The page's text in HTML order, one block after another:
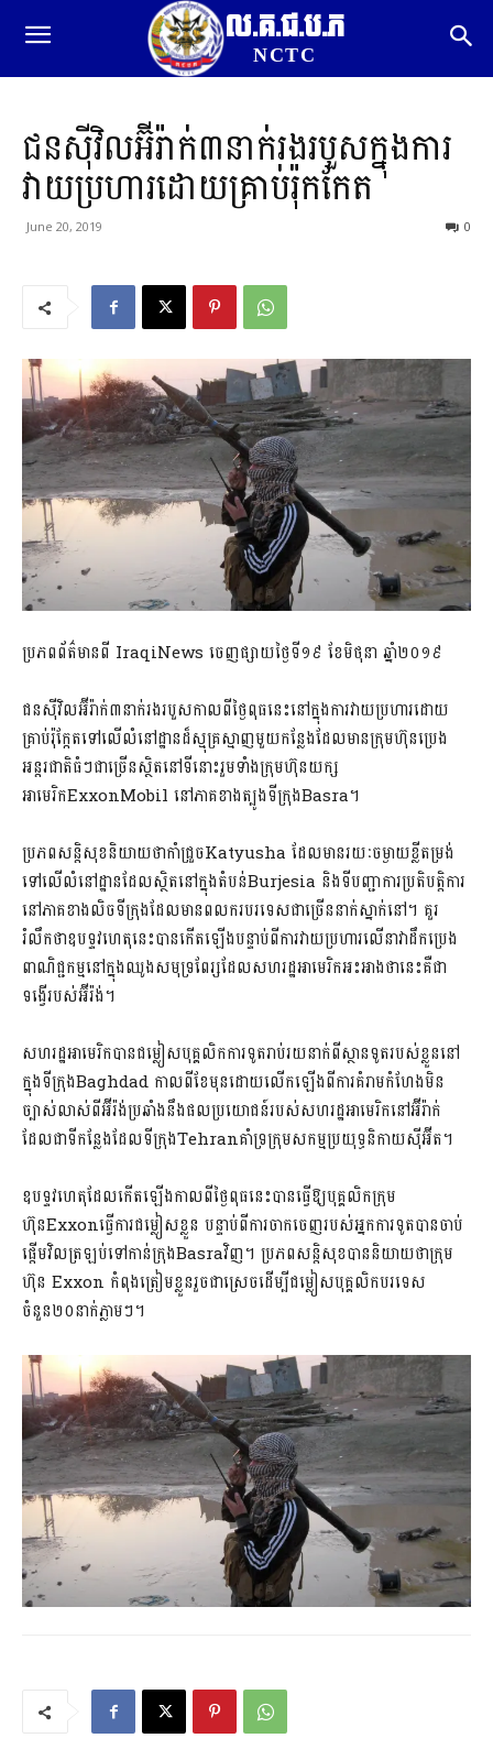
ល.គ.ជ.ប.ភ
NCTC
ជនស៊ីវិលអ៊ីរ៉ាក់៣នាក់រងរបួសក្នុងការ
វាយប្រហារដោយគ្រាប់រ៉ុកកែត
June 20, 2019 0
ប្រភពព័ត៌មានពី IraqiNews ចេញផ្សាយថ្ងៃទី១៩ ខែមិថុនា ឆ្នាំ២០១៩
ជនស៊ីវិលអ៊ីរ៉ាក់៣នាក់រងរបួសកាលពីថ្ងៃពុធនេះនៅក្នុងការវាយប្រហារដោយ
គ្រាប់រ៉ុក្កែតទៅលើលំនៅដ្ឋានដ៏ស្មុគ្រស្មាញមួយកន្លែងដែលមានក្រុមហ៊ុនប្រេង
អន្តរជាតិធំៗជាច្រើនស្ថិតនៅទីនោះរួមទាំងក្រុមហ៊ុនយក្ស
អាមេរិកExxonMobil នៅភាគខាងត្បូងទីក្រុងBasra។
ប្រភពសន្តិសុខនិយាយថាកាំជ្រួចKatyusha ដែលមានរយៈចម្ងាយខ្លីតម្រង់
ទៅលើលំនៅដ្ឋានដែលស្ថិតនៅក្នុងតំបន់Burjesia និងទីបញ្ជាការប្រតិបត្តិការ
នៅភាគខាងលិចទីក្រុងដែលមានពលករបរទេសជាច្រើននាក់ស្នាក់នៅ។ គួរ
រំលឹកថាឧបទ្ទវហេតុនេះបានកើតឡើងបន្ទាប់ពីការវាយប្រហារលើនាវាដឹកប្រេង
ពាណិជ្ជកម្មនៅក្នុងឈូងសមុទ្រពែរ្សដែលសហរដ្ឋអាមេរិកអះអាងថានេះគឺជា
ទង្វើរបស់អ៊ីរ៉ង់។
សហរដ្ឋអាមេរិកបានជម្លៀសបុគ្គលិកការទូតរាប់រយនាក់ពីស្ថានទូតរបស់ខ្លួននៅ
ក្នុងទីក្រុងBaghdad កាលពីខែមុន​ដោយលើកឡើងពីការគំរាមកំហែងមិន
ច្បាស់លាស់ពីអ៊ីរ៉ង់ប្រឆាំងនឹងផលប្រយោជន៍របស់សហរដ្ឋអាមេរិកនៅអ៊ីរ៉ាក់
ដែលជាទីកន្លែងដែលទីក្រុងTehranគាំទ្រក្រុមសកម្មប្រយុទ្ធនិកាយស៊ីអ៊ីត។
ឧបទ្ទវហេតុដែលកើតឡើងកាលពីថ្ងៃពុធនេះបានធ្វើឱ្យបុគ្គលិកក្រុម
ហ៊ុនExxonធ្វើការជម្លៀសខ្លួន បន្ទាប់ពីការចាកចេញរបស់អ្នកការទូតបានចាប់
ផ្តើមវិលត្រឡប់ទៅកាន់ក្រុងBasraវិញ។ ប្រភពសន្តិសុខបាននិយាយថាក្រុម
ហ៊ុន Exxon កំពុងត្រៀមខ្លួនរួចជាស្រេចដើម្បីជម្លៀសបុគ្គលិកបរទេស
ចំនួន២០នាក់ភ្លាមៗ។